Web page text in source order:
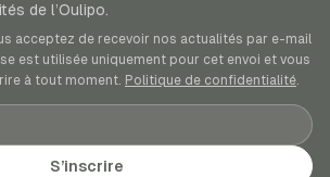
de l’Oulipo.
acceptez de recevoir nos actualités par e-mail
est utilisée uniquement pour cet envoi et vous
à tout moment. Politique de confidentialité.
S’inscrire